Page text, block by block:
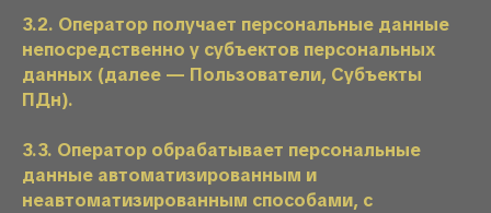
3.2. Оператор получает персональные данные
непосредственно у субъектов персональных
данных (далее — Пользователи, Субъекты
ПДн).
3.3. Оператор обрабатывает персональные
данные автоматизированным и
неавтоматизированным способами, с